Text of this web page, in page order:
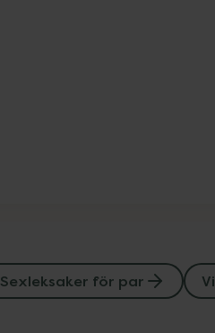
Sexleksaker för par